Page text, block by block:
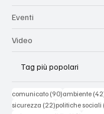
Eventi
Video
Tag più popolari
comunicato (90)90 post
ambiente
sicurezza (22)22 post
politiche sociali